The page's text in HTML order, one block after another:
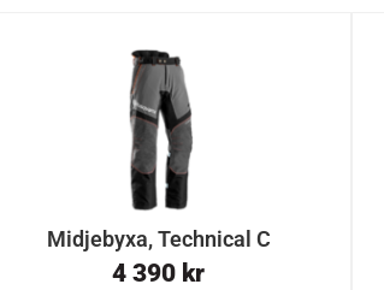
Midjebyxa, Technical C
4 390 kr